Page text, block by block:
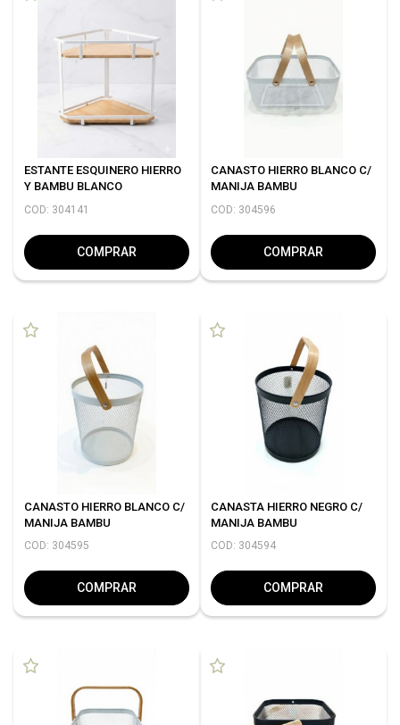
ESTANTE ESQUINERO HIERRO
Y BAMBU BLANCO
COD: 304141
COMPRAR
CANASTO HIERRO BLANCO C/
MANIJA BAMBU
COD: 304596
COMPRAR
CANASTO HIERRO BLANCO C/
MANIJA BAMBU
COD: 304595
COMPRAR
CANASTA HIERRO NEGRO C/
MANIJA BAMBU
COD: 304594
COMPRAR